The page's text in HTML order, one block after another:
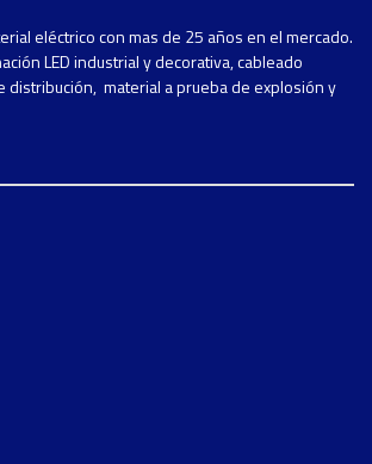
eléctrico con mas de 25 años en el mercado.
LED industrial y decorativa, cableado
distribución, material a prueba de explosión y